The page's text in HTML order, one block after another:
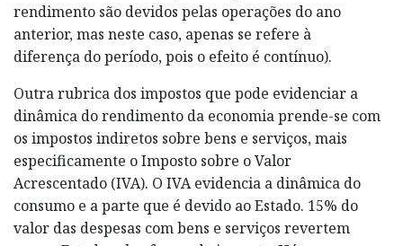
rendimento são devidos pelas operações do ano
anterior, mas neste caso, apenas se refere à
diferença do período, pois o efeito é contínuo).
Outra rubrica dos impostos que pode evidenciar a
dinâmica do rendimento da economia prende-se com
os impostos indiretos sobre bens e serviços, mais
especificamente o Imposto sobre o Valor
Acrescentado (IVA). O IVA evidencia a dinâmica do
consumo e a parte que é devido ao Estado. 15% do
valor das despesas com bens e serviços revertem